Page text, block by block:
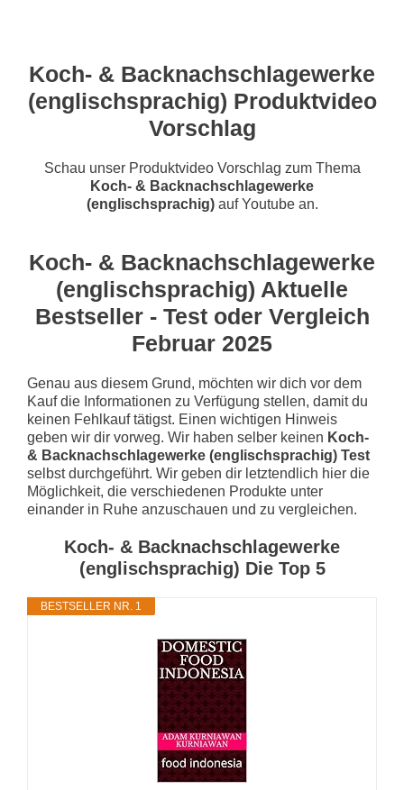
Koch- & Backnachschlagewerke
(englischsprachig) Produktvideo
Vorschlag
Schau unser Produktvideo Vorschlag zum Thema
Koch- & Backnachschlagewerke
(englischsprachig)auf Youtube an.
Koch- & Backnachschlagewerke
(englischsprachig) Aktuelle
Bestseller - Test oder Vergleich
Februar 2025
Genau aus diesem Grund, möchten wir dich vor dem
Kauf die Informationen zu Verfügung stellen, damit du
keinen Fehlkauf tätigst. Einen wichtigen Hinweis
geben wir dir vorweg. Wir haben selber keinen Koch-
& Backnachschlagewerke (englischsprachig) Test
selbst durchgeführt. Wir geben dir letztendlich hier die
Möglichkeit, die verschiedenen Produkte unter
einander in Ruhe anzuschauen und zu vergleichen.
Koch- & Backnachschlagewerke
(englischsprachig) Die Top 5
BESTSELLER NR. 1